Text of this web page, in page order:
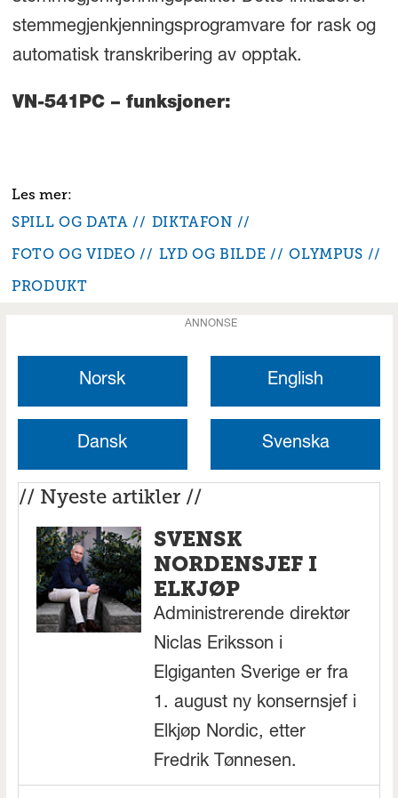
stemmegjenkjenningsprogramvare for rask og
automatisk transkribering av opptak.
VN-541PC – funksjoner:
SPILL OG DATA
DIKTAFON
FOTO OG VIDEO
LYD OG BILDE
OLYMPUS
PRODUKT
ANNONSE
Norsk English
Dansk Svenska
// Nyeste artikler //
SVENSK
NORDENSJEF I
ELKJØP
Administrerende direktør
Niclas Eriksson i
Elgiganten Sverige er fra
1. august ny konsernsjef i
Elkjøp Nordic, etter
Fredrik Tønnesen.